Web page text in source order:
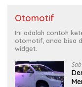
Otomotif
Ini adalah contoh
otomotif, anda bisa
widget.